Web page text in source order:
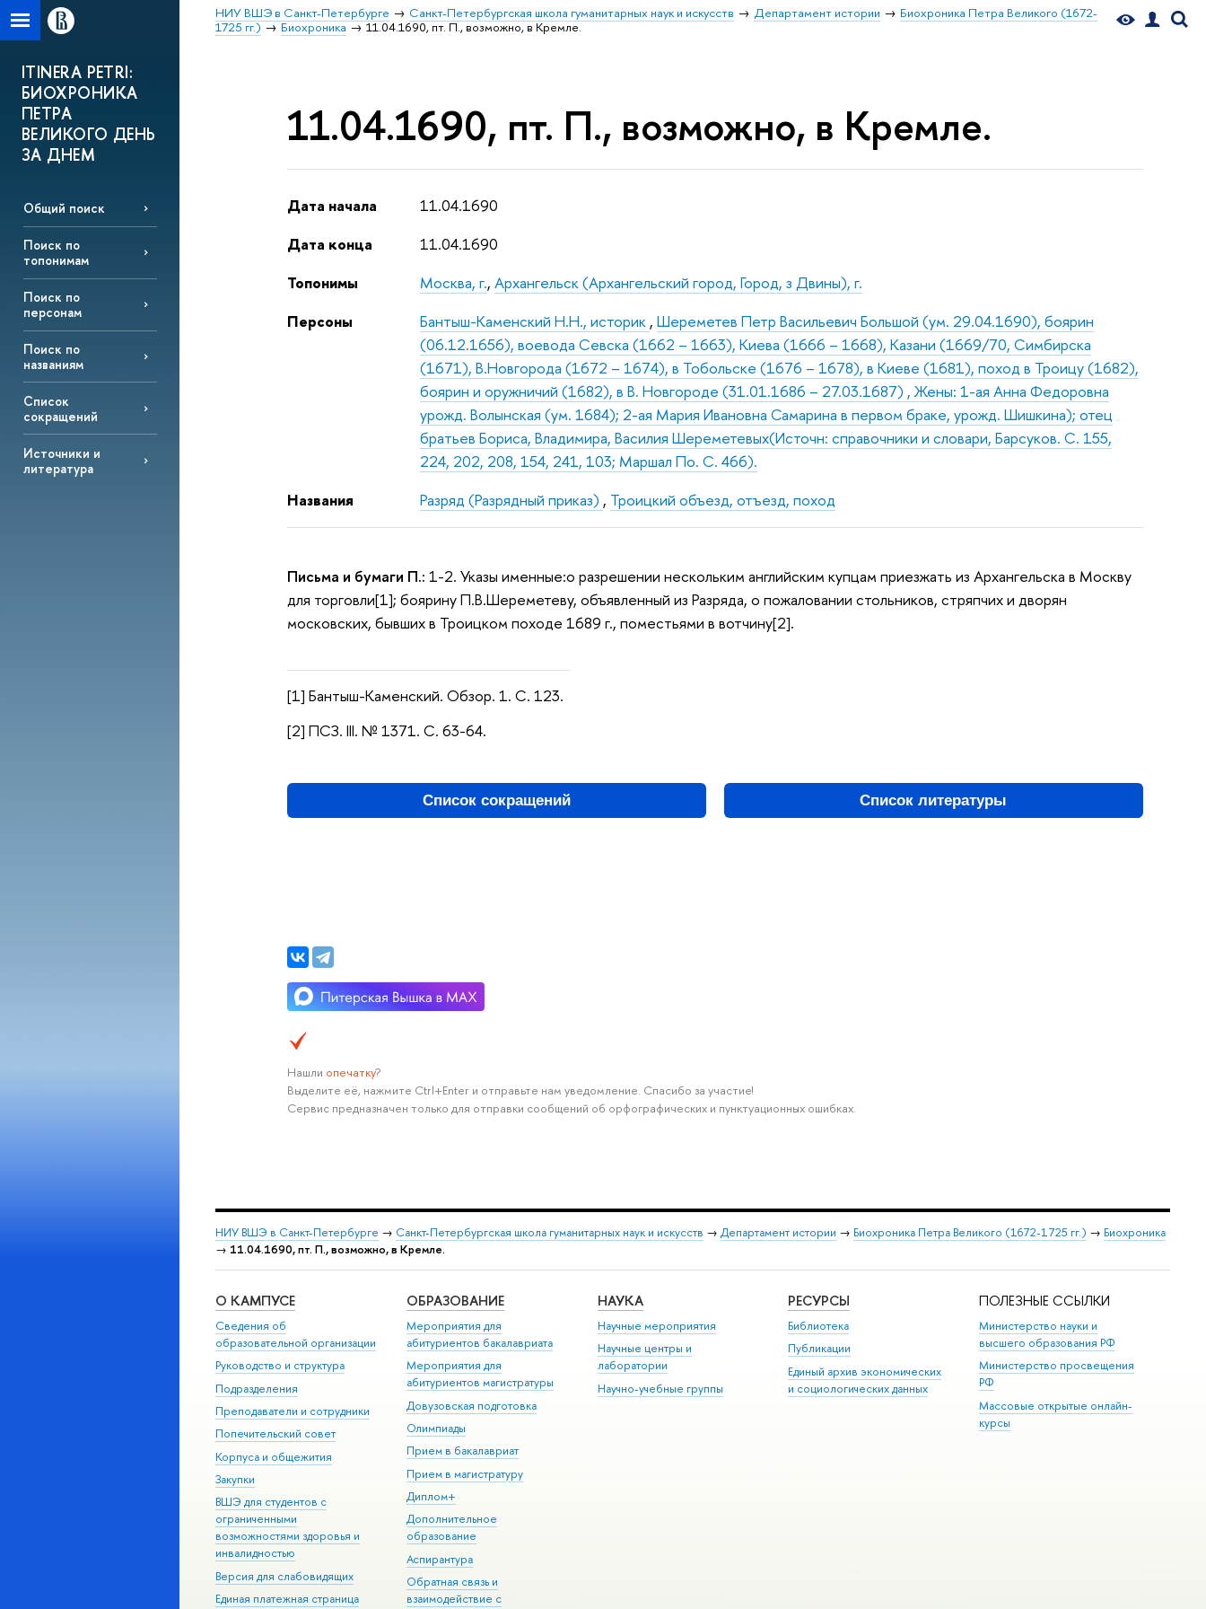
НИУ ВШЭ в Санкт-Петербурге Санкт-Петербургская школа гуманитарных наук и искусств Департамент истории
Биохроника Петра Великого (1672-
1725 гг.)
Биохроника 11.04.1690, пт. П., возможно, в Кремле.
ITINERA PETRI:
БИОХРОНИКА
ПЕТРА
ВЕЛИКОГО ДЕНЬ
ЗА ДНЕМ
Общий поиск
Поиск по
топонимам
Поиск по
персонам
Поиск по
названиям
Список
сокращений
Источники и
литература
11.04.1690, пт. П., возможно, в Кремле.
Дата начала
11.04.1690
Дата конца
11.04.1690
Топонимы
Москва, г.,Архангельск (Архангельский город, Город, з Двины), г.
Персоны
Бантыш-Каменский Н.Н., историк ,Шереметев Петр Васильевич Большой (ум. 29.04.1690), боярин
(06.12.1656), воевода Севска (1662 – 1663), Киева (1666 – 1668), Казани (1669/70, Симбирска
(1671), В.Новгорода (1672 – 1674), в Тобольске (1676 – 1678), в Киеве (1681), поход в Троицу (1682),
боярин и оружничий (1682), в В. Новгороде (31.01.1686 – 27.03.1687) , Жены: 1-ая Анна Федоровна
урожд. Волынская (ум. 1684); 2-ая Мария Ивановна Самарина в первом браке, урожд. Шишкина); отец
братьев Бориса, Владимира, Василия Шереметевых(Источн: справочники и словари, Барсуков. С. 155,
224, 202, 208, 154, 241, 103; Маршал По. С. 466).
Названия
Разряд (Разрядный приказ) , Троицкий объезд, отъезд, поход
Письма и бумаги П.: 1-2. Указы именные:о разрешении нескольким английским купцам приезжать из Архангельска в Москву
для торговли[1]; боярину П.В.Шереметеву, объявленный из Разряда, о пожаловании стольников, стряпчих и дворян
московских, бывших в Троицком походе 1689 г., поместьями в вотчину[2].
[1] Бантыш-Каменский. Обзор. 1. С. 123.
[2] ПСЗ. III. № 1371. С. 63-64.
Список сокращений Список литературы
Нашли опечатку?
Выделите её, нажмите Ctrl+Enter и отправьте нам уведомление. Спасибо за участие!
Сервис предназначен только для отправки сообщений об орфографических и пунктуационных ошибках.
НИУ ВШЭ в Санкт-Петербурге → Санкт-Петербургская школа гуманитарных наук и искусств → Департамент истории → Биохроника Петра Великого (1672-1725 гг.) → Биохроника
→ 11.04.1690, пт. П., возможно, в Кремле.
О КАМПУСЕ
Сведения об
образовательной организации
Руководство и структура
Подразделения
Преподаватели и сотрудники
Попечительский совет
Корпуса и общежития
Закупки
ВШЭ для студентов с
ограниченными
возможностями здоровья и
инвалидностью
Версия для слабовидящих
Единая платежная страница
ОБРАЗОВАНИЕ
Мероприятия для
абитуриентов бакалавриата
Мероприятия для
абитуриентов магистратуры
Довузовская подготовка
Олимпиады
Прием в бакалавриат
Прием в магистратуру
Диплом+
Дополнительное
образование
Аспирантура
Обратная связь и
взаимодействие с
НАУКА
Научные мероприятия
Научные центры и
лаборатории
Научно-учебные группы
РЕСУРСЫ
Библиотека
Публикации
Единый архив экономических
и социологических данных
ПОЛЕЗНЫЕ ССЫЛКИ
Министерство науки и
высшего образования РФ
Министерство просвещения
РФ
Массовые открытые онлайн-
курсы